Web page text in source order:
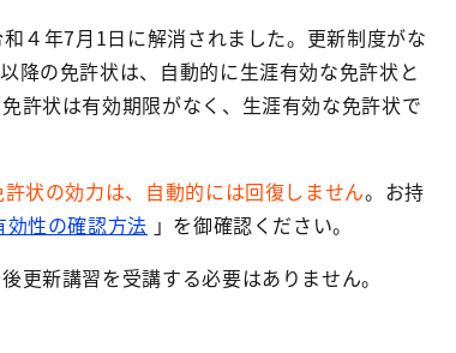
４年7月1日に解消されました。更新制度がな
降の免許状は、自動的に生涯有効な免許状と
許状は有効期限がなく、生涯有効な免許状で
状の効力は、自動的には回復しません。お持
効性の確認方法 」を御確認ください。
更新講習を受講する必要はありません。